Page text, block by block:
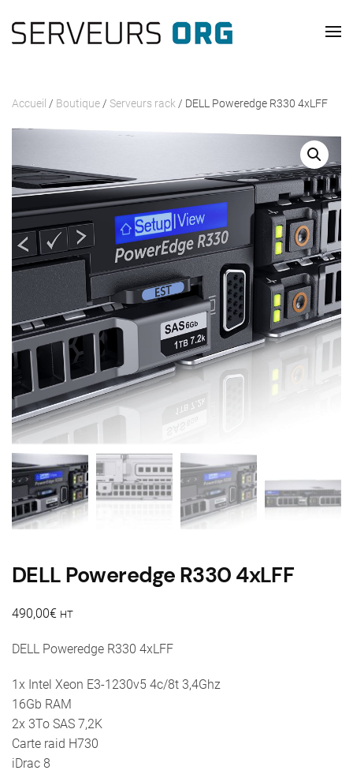
Passer au contenu principal
Accueil / Boutique / Serveurs rack / DELL Poweredge R330 4xLFF
DELL Poweredge R330 4xLFF
490,00€ HT
DELL Poweredge R330 4xLFF
1x Intel Xeon E3-1230v5 4c/8t 3,4Ghz
16Gb RAM
2x 3To SAS 7,2K
Carte raid H730
iDrac 8